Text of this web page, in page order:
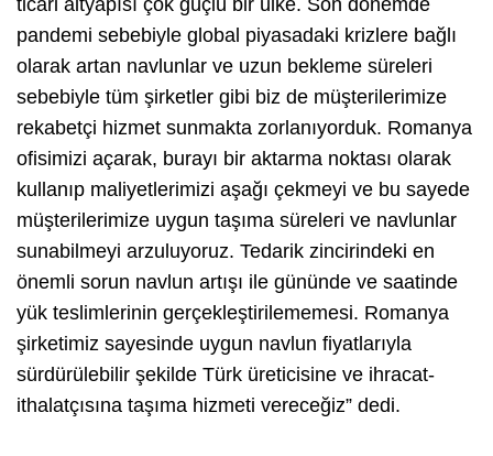
ticari altyapısı çok güçlü bir ülke. Son dönemde
pandemi sebebiyle global piyasadaki krizlere bağlı
olarak artan navlunlar ve uzun bekleme süreleri
sebebiyle tüm şirketler gibi biz de müşterilerimize
rekabetçi hizmet sunmakta zorlanıyorduk. Romanya
ofisimizi açarak, burayı bir aktarma noktası olarak
kullanıp maliyetlerimizi aşağı çekmeyi ve bu sayede
müşterilerimize uygun taşıma süreleri ve navlunlar
sunabilmeyi arzuluyoruz. Tedarik zincirindeki en
önemli sorun navlun artışı ile gününde ve saatinde
yük teslimlerinin gerçekleştirilememesi. Romanya
şirketimiz sayesinde uygun navlun fiyatlarıyla
sürdürülebilir şekilde Türk üreticisine ve ihracat-
ithalatçısına taşıma hizmeti vereceğiz” dedi.